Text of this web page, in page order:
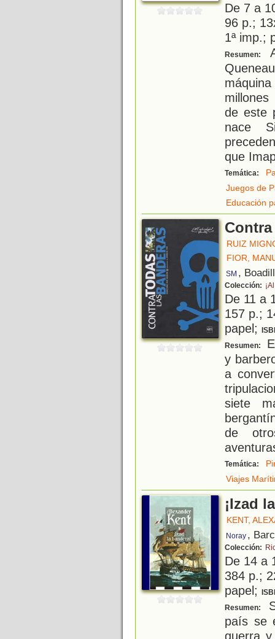
De 7 a
96 p.;
1ª imp.;
Resumen:
de este
nace
que
Temática:
Juegos de
Educación
RUIZ
FIOR,
SM ,
Colección:
De 11 a
157 p.;
papel;
Resumen:
y
a
siete
de
Temática:
Viajes
¡Izad
KENT,
Noray ,
Colección:
De 14 a
384 p.;
papel;
Resumen:
país se
guerra